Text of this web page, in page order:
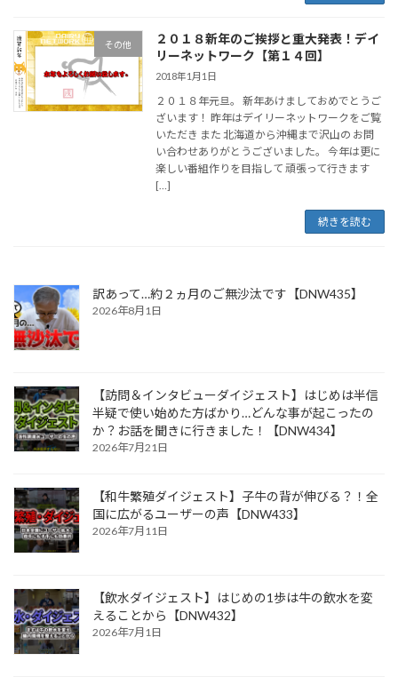
その他
２０１８新年のご挨拶と重大発表！デイ
リーネットワーク【第１４回】
2018年1月1日
２０１８年元旦。 新年あけましておめでとうご
ざいます！ 昨年はデイリーネットワークをご覧
いただき また 北海道から沖縄まで沢山の お問
い合わせありがとうございました。 今年は更に
楽しい番組作りを目指して 頑張って行きます
[…]
続きを読む
訳あって…約２ヵ月のご無沙汰です【DNW435】
2026年8月1日
【訪問＆インタビューダイジェスト】はじめは半信
半疑で使い始めた方ばかり…どんな事が起こったの
か？お話を聞きに行きました！【DNW434】
2026年7月21日
【和牛繁殖ダイジェスト】子牛の背が伸びる？！全
国に広がるユーザーの声【DNW433】
2026年7月11日
【飲水ダイジェスト】はじめの1歩は牛の飲水を変
えることから【DNW432】
2026年7月1日